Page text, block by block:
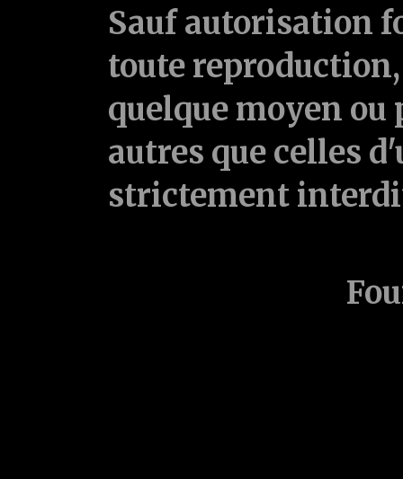
Sauf autorisation
toute
quelque moyen ou
autres que celles
strictement